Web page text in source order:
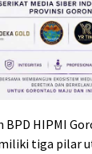
BPD HIPMI
tiga pilar